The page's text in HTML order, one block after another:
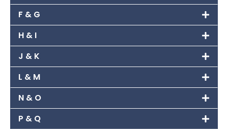
F & G
H & I
J & K
L & M
N & O
P & Q